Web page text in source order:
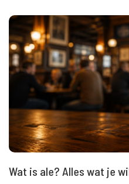
Wat is ale? Alles wat je